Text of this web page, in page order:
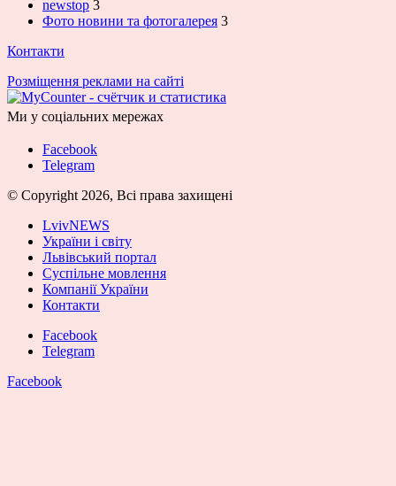
newstop 3
Фото новини та фотогалерея 3
Контакти
Розміщення реклами на сайті
Ми у соціальних мережах
Facebook
Telegram
© Copyright 2026, Всі права захищені
LvivNEWS
України і світу
Львівський портал
Суспільне мовлення
Компанії України
Контакти
Facebook
Telegram
Facebook